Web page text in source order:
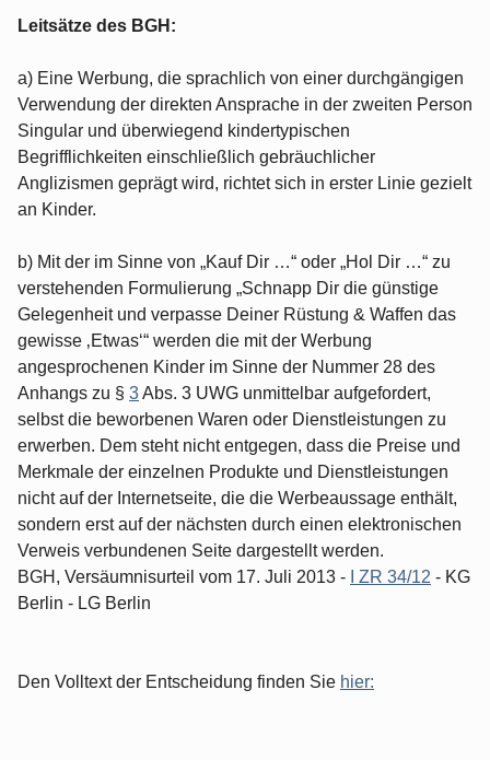
Leitsätze des BGH:
a) Eine Werbung, die sprachlich von einer durchgängigen
Verwendung der direkten Ansprache in der zweiten Person
Singular und überwiegend kindertypischen
Begrifflichkeiten einschließlich gebräuchlicher
Anglizismen geprägt wird, richtet sich in erster Linie gezielt
an Kinder.
b) Mit der im Sinne von „Kauf Dir …“ oder „Hol Dir …“ zu
verstehenden Formulierung „Schnapp Dir die günstige
Gelegenheit und verpasse Deiner Rüstung & Waffen das
gewisse ‚Etwas‘“ werden die mit der Werbung
angesprochenen Kinder im Sinne der Nummer 28 des
Anhangs zu § 3Abs. 3 UWG unmittelbar aufgefordert,
selbst die beworbenen Waren oder Dienstleistungen zu
erwerben. Dem steht nicht entgegen, dass die Preise und
Merkmale der einzelnen Produkte und Dienstleistungen
nicht auf der Internetseite, die die Werbeaussage enthält,
sondern erst auf der nächsten durch einen elektronischen
Verweis verbundenen Seite dargestellt werden.
BGH, Versäumnisurteil vom 17. Juli 2013 -
I ZR 34/12 - KG
Berlin - LG Berlin
Den Volltext der Entscheidung finden Sie hier: